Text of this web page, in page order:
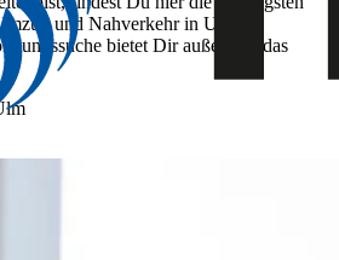
und Nahverkehr in Ulm.
bietet Dir außerdem das